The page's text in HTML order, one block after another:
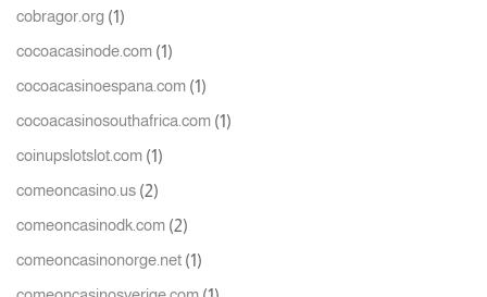
cobragor.org (1)
cocoacasinode.com (1)
cocoacasinoespana.com (1)
cocoacasinosouthafrica.com (1)
coinupslotslot.com (1)
comeoncasino.us (2)
comeoncasinodk.com (2)
comeoncasinonorge.net (1)